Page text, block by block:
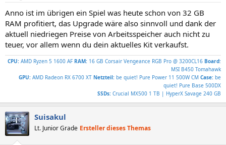
Anno ist im übrigen ein Spiel was heute schon von 32 GB
RAM profitiert, das Upgrade wäre also sinnvoll und dank der
aktuell niedriegen Preise von Arbeitsspeicher auch nicht zu
teuer, vor allem wenn du dein aktuelles Kit verkaufst.
CPU: AMD Ryzen 5 1600 AF RAM: 16 GB Corsair Vengeance RGB Pro @ 3200CL16 Board:
MSI B450 Tomahawk
GPU: AMD Radeon RX 6700 XT Netzteil: be quiet! Pure Power 11 500W CM Case: be
quiet! Pure Base 500DX
SSDs: Crucial MX500 1 TB | HyperX Savage 240 GB
Suisakul
Lt. Junior Grade Ersteller dieses Themas